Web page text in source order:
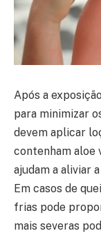
Após a
para minimizar
devem aplicar
contenham aloe
ajudam a aliviar
Em casos de
frias pode
mais severas